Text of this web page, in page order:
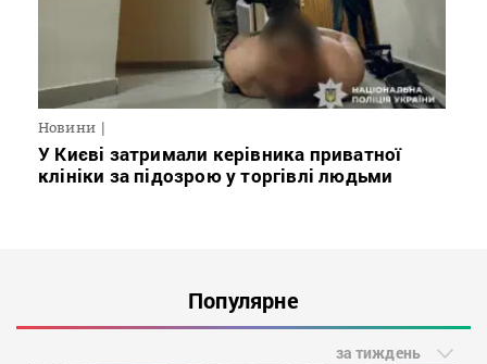
Новини
У Києві затримали керівника приватної
клініки за підозрою у торгівлі людьми
Популярне
за тиждень